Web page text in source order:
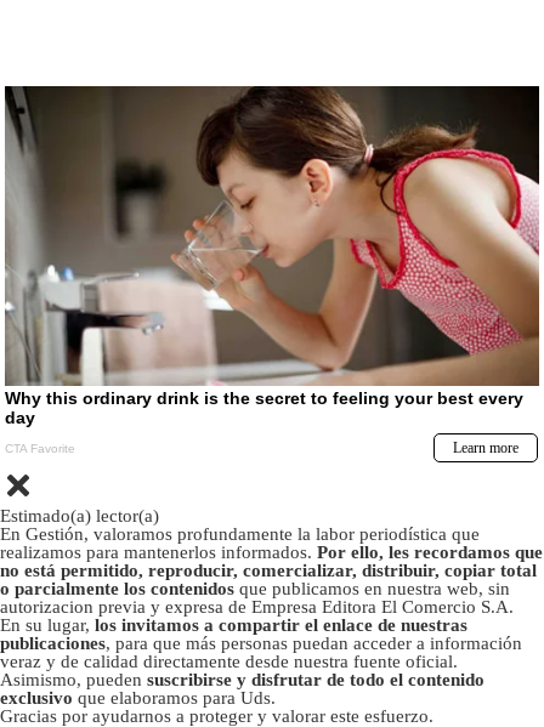
Estimado(a) lector(a)
En Gestión, valoramos profundamente la labor periodística que
realizamos para mantenerlos informados. Por ello, les recordamos que
no está permitido, reproducir, comercializar, distribuir, copiar total
o parcialmente los contenidos que publicamos en nuestra web, sin
autorizacion previa y expresa de Empresa Editora El Comercio S.A.
En su lugar, los invitamos a compartir el enlace de nuestras
publicaciones, para que más personas puedan acceder a información
veraz y de calidad directamente desde nuestra fuente oficial.
Asimismo, pueden suscribirse y disfrutar de todo el contenido
exclusivo que elaboramos para Uds.
Gracias por ayudarnos a proteger y valorar este esfuerzo.